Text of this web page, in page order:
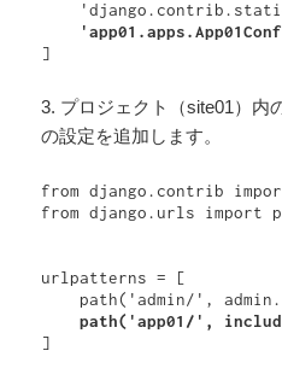
]
3. プロジェクト（site01）内
の設定を追加します。
from django.contrib
from django.urls import
urlpatterns = [
path('app01/',